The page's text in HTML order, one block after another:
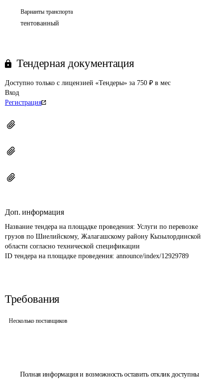
Полная информация и возможность оставить отклик доступны
Варианты транспорта
тентованный
Тендерная документация
Доступно только с лицензией «Тендеры» за 750 ₽ в мес
Вход
Регистрация
Доп. информация
Название тендера на площадке проведения: Услуги по перевозке
грузов по Шиелийскому, Жалагашскому району Кызылординской
области согласно технической спецификации
ID тендера на площадке проведения: announce/index/12929789
Требования
Несколько поставщиков